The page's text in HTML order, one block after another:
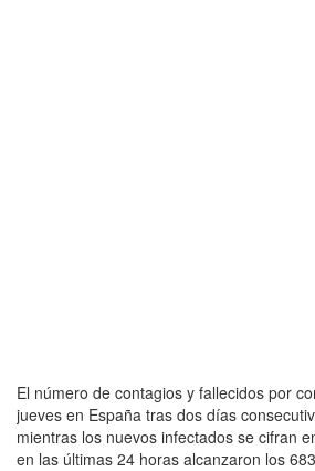
El número de contagios y fallecidos por
jueves en España tras dos días
mientras los nuevos infectados se cifran
en las últimas 24 horas alcanzaron los